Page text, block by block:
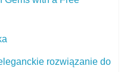
rozwiązanie do